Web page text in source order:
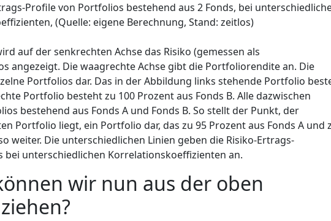
Profile von Portfolios bestehend aus 2 Fonds, bei
(Quelle: eigene Berechnung, Stand: zeitlos)
auf der senkrechten Achse das Risiko (gemessen als
angezeigt. Die waagrechte Achse gibt die Portfoliorendite an. Die
Portfolios dar. Das in der Abbildung links stehende Portfolio
Portfolio besteht zu 100 Prozent aus Fonds B. Alle dazwischen
bestehend aus Fonds A und Fonds B. So stellt der Punkt, der
Portfolio liegt, ein Portfolio dar, das zu 95 Prozent aus Fonds A und
weiter. Die unterschiedlichen Linien geben die Risiko-Ertrags-
unterschiedlichen Korrelationskoeffizienten an.
wir nun aus der oben